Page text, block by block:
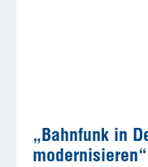
„Bahnfunk in
modernisieren“